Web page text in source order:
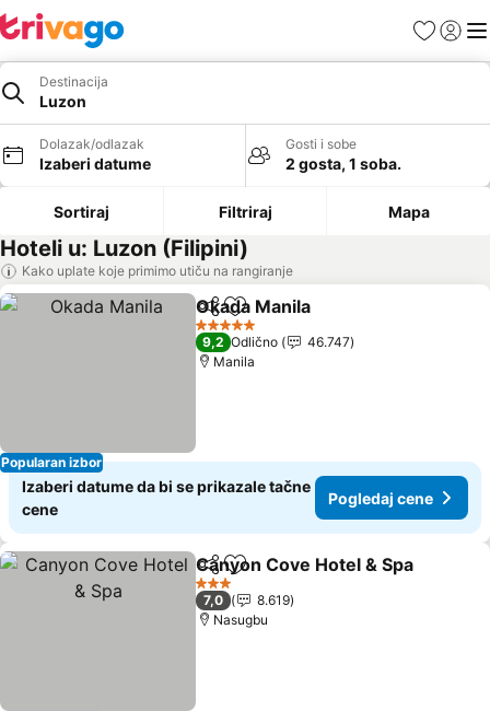
FavoritiPrijavi
Destinacija
Luzon
Dolazak/odlazak
Izaberi datume
Gosti i sobe
2 gosta, 1 soba.
Sortiraj Filtriraj Mapa
Hoteli u: Luzon (Filipini)
Kako uplate koje primimo utiču na rangiranje
Popularan izbor
Deli Dodati u favorite
Okada Manila
5 Zvezdice
9,2 Odlično
46.747
Manila
Izaberi datume da bi se prikazale tačne
cene
Pogledaj cene
Deli Dodati u favorite
Canyon Cove Hotel & Spa
3 Zvezdice
7,0
8.619
Nasugbu